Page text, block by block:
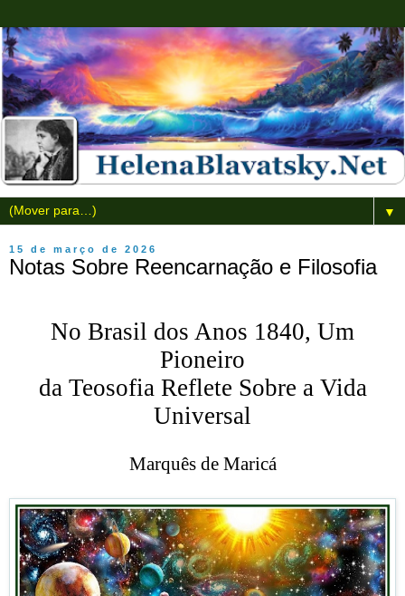
▼
15 de março de 2026
Notas Sobre Reencarnação e Filosofia
No Brasil dos Anos 1840, Um
Pioneiro
da Teosofia Reflete Sobre a Vida
Universal
Marquês de Maricá